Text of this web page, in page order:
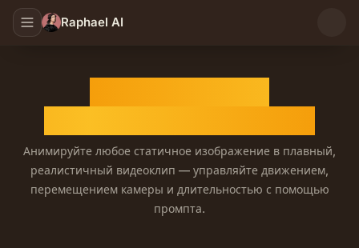
Raphael AI
Анимируйте любое статичное изображение в плавный,
реалистичный видеоклип — управляйте движением,
перемещением камеры и длительностью с помощью
промпта.